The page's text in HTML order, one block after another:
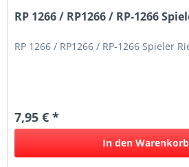
RP 1266 / RP1266 / RP-1266
RP 1266 / RP1266 / RP-1266 Spieler
7,95 € *
In den Warenkorb